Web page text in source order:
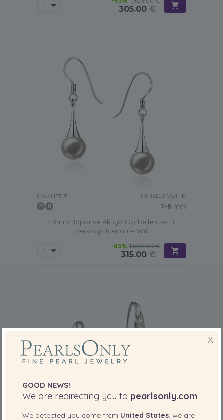
305.00 €
KWALITEIT: PARELGROOTTE:
7-8 mm
7-8mm Japanse Akoya Oorbellen set in
Verkoop toename Wit
-83% 1,889.00 €
315.00 €
X
GOOD NEWS!
We are redirecting you to pearlsonly.com
We detected you come from United States, we are